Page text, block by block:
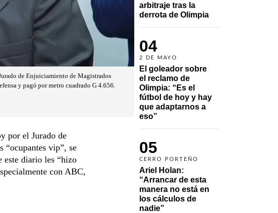
arbitraje tras la
derrota de Olimpia
04
2 DE MAYO
El goleador sobre
el reclamo de
Olimpia: “Es el
fútbol de hoy y hay
que adaptarnos a
eso”
05
CERRO PORTEÑO
Ariel Holan:
“Arrancar de esta
manera no está en
los cálculos de
nadie”
de Enjuiciamiento de Magistrados
y pagó por metro cuadrado G 4.656.
por el Jurado de
“ocupantes vip”, se
este diario les “hizo
con ABC,